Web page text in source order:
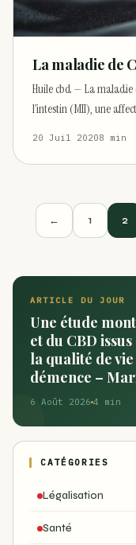
La maladie de
Huile cbd — La
l’intestin (MII), une
20 Juil 20208 min
← 1 2
ARTICLE DU JOUR
Une étude
et du CBD
la qualité de
démence –
6 Août 2026 4 min
CATÉGORIES
Légalisation
Santé